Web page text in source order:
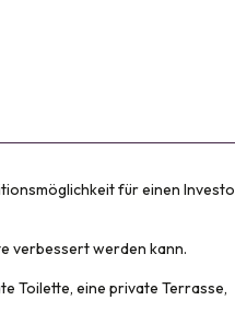
für einen
verbessert werden kann.
Toilette, eine private Terrasse,